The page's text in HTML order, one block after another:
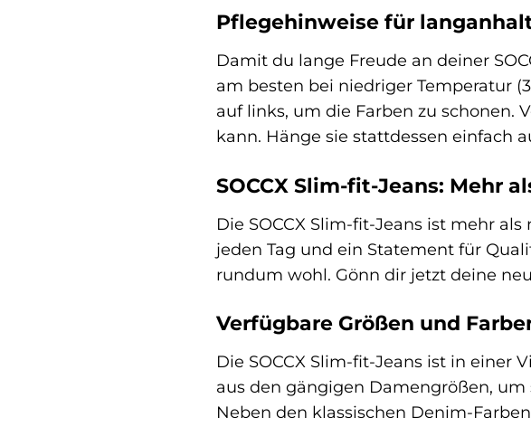
Pflegehinweise für
Damit du lange Freude an deiner
am besten bei niedriger Temperatur
auf links, um die Farben zu schonen.
kann. Hänge sie stattdessen einfach
SOCCX Slim-fit-Jeans: Mehr
Die SOCCX Slim-fit-Jeans ist mehr
jeden Tag und ein Statement für
rundum wohl. Gönn dir jetzt deine
Verfügbare Größen und
Die SOCCX Slim-fit-Jeans ist in einer
aus den gängigen Damengrößen,
Neben den klassischen Denim-